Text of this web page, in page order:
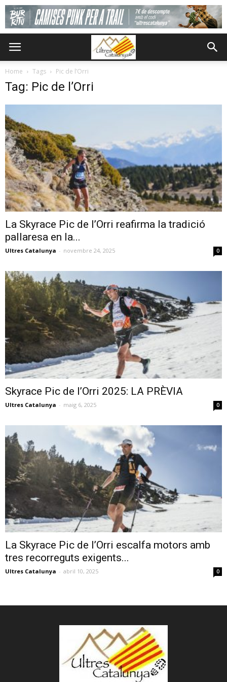
Home Tags Pic de l’Orri
Tag: Pic de l’Orri
La Skyrace Pic de l’Orri reafirma la tradició
pallaresa en la...
Ultres Catalunya - novembre 24, 2025 0
Skyrace Pic de l’Orri 2025: LA PRÈVIA
Ultres Catalunya - maig 6, 2025 0
La Skyrace Pic de l’Orri escalfa motors amb
tres recorreguts exigents...
Ultres Catalunya - abril 10, 2025 0